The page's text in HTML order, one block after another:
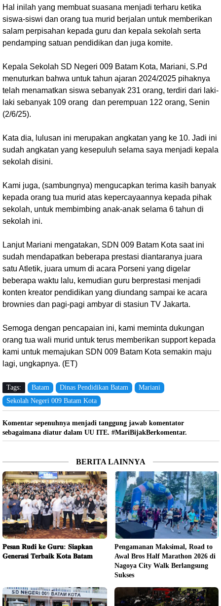
Hal inilah yang membuat suasana menjadi terharu ketika
siswa-siswi dan orang tua murid berjalan untuk memberikan
salam perpisahan kepada guru dan kepala sekolah serta
pendamping satuan pendidikan dan juga komite.
Kepala Sekolah SD Negeri 009 Batam Kota, Mariani, S.Pd
menuturkan bahwa untuk tahun ajaran 2024/2025 pihaknya
telah menamatkan siswa sebanyak 231 orang, terdiri dari laki-
laki sebanyak 109 orang dan perempuan 122 orang, Senin
(2/6/25).
Kata dia, lulusan ini merupakan angkatan yang ke 10. Jadi ini
sudah angkatan yang kesepuluh selama saya menjadi kepala
sekolah disini.
Kami juga, (sambungnya) mengucapkan terima kasih banyak
kepada orang tua murid atas kepercayaannya kepada pihak
sekolah, untuk membimbing anak-anak selama 6 tahun di
sekolah ini.
Lanjut Mariani mengatakan, SDN 009 Batam Kota saat ini
sudah mendapatkan beberapa prestasi diantaranya juara
satu Atletik, juara umum di acara Porseni yang digelar
beberapa waktu lalu, kemudian guru berprestasi menjadi
konten kreator pendidikan yang diundang sampai ke acara
brownies dan pagi-pagi ambyar di stasiun TV Jakarta.
Semoga dengan pencapaian ini, kami meminta dukungan
orang tua wali murid untuk terus memberikan support kepada
kami untuk memajukan SDN 009 Batam Kota semakin maju
lagi, ungkapnya. (ET)
Tags: Batam Dinas Pendidikan Batam
Mariani
Sekolah Negeri 009 Batam Kota
Komentar sepenuhnya menjadi tanggung jawab komentator
sebagaimana diatur dalam UU ITE. #MariBijakBerkomentar.
BERITA LAINNYA
𝐏𝐞𝐬𝐚𝐧 𝐑𝐮𝐝𝐢 𝐤𝐞 𝐆𝐮𝐫𝐮: 𝐒𝐢𝐚𝐩𝐤𝐚𝐧
𝐆𝐞𝐧𝐞𝐫𝐚𝐬𝐢 𝐓𝐞𝐫𝐛𝐚𝐢𝐤 𝐊𝐨𝐭𝐚 𝐁𝐚𝐭𝐚𝐦
Pengamanan Maksimal, Road to
Awal Bros Half Marathon 2026 di
Nagoya City Walk Berlangsung
Sukses